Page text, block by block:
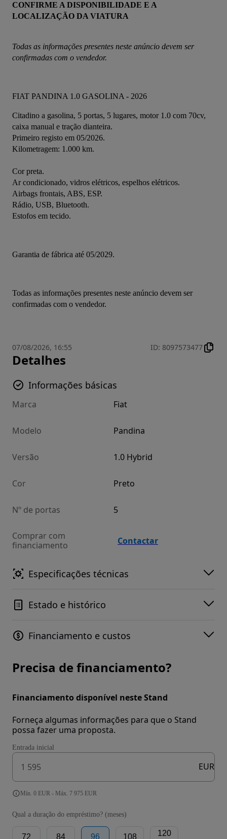
CONFIRME A DISPONIBILIDADE E A
LOCALIZAÇÃO DA VIATURA
Todas as informações presentes neste anúncio devem ser
confirmadas com o vendedor.
FIAT PANDINA 1.0 GASOLINA - 2026
Citadino a gasolina, 5 portas, 5 lugares, motor 1.0 com 70cv,
caixa manual e tração dianteira.
Primeiro registo em 05/2026.
Kilometragem: 1.000 km.
Cor preta.
Ar condicionado, vidros elétricos, espelhos elétricos.
Airbags frontais, ABS, ESP.
Rádio, USB, Bluetooth.
Estofos em tecido.
Garantia de fábrica até 05/2029.
Todas as informações presentes neste anúncio devem ser
confirmadas com o vendedor.
07/08/2026, 16:55 ID: 8097573477
Detalhes
Informações básicas
Marca Fiat
Modelo Pandina
Versão 1.0 Hybrid
Cor Preto
Nº de portas 5
Comprar com
financiamento
Contactar
Especificações técnicas
Estado e histórico
Financiamento e custos
Precisa de financiamento?
Financiamento disponível neste Stand
Forneça algumas informações para que o Stand
possa fazer uma proposta.
Entrada inicial
EUR
Mín. 0 EUR - Máx. 7 975 EUR
Qual a duração do empréstimo? (meses)
72 84 96 108 120